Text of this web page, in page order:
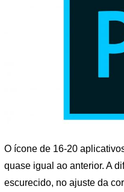
O ícone de 16-20
quase igual ao anterior. A
escurecido, no ajuste da